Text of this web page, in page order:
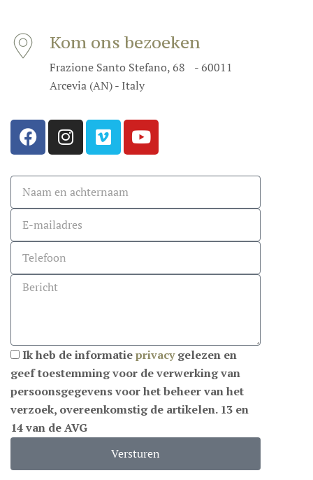
Kom ons bezoeken
Frazione Santo Stefano, 68 - 60011
Arcevia (AN) - Italy
Ik heb de informatieprivacygelezen en
geef toestemming voor de verwerking van
persoonsgegevens voor het beheer van het
verzoek, overeenkomstig de artikelen. 13 en
14 van de AVG
Versturen